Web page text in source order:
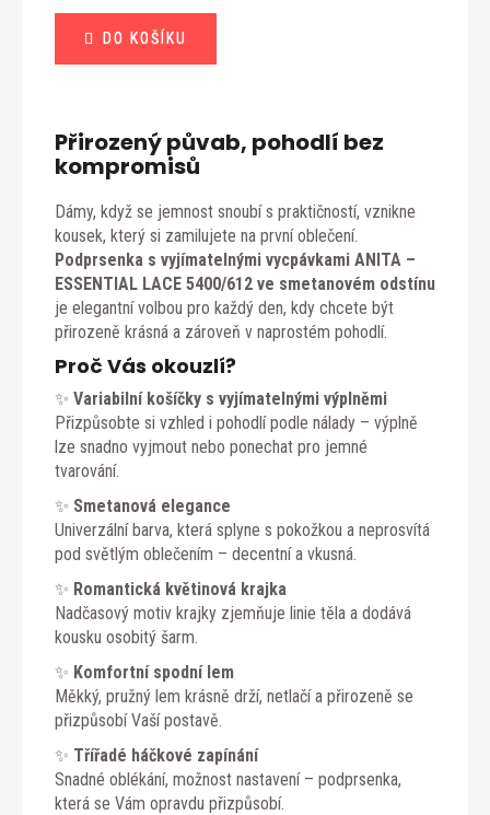
cena:
DO KOŠÍKU
Přirozený půvab, pohodlí bez
kompromisů
Dámy, když se jemnost snoubí s praktičností, vznikne
kousek, který si zamilujete na první oblečení.
Podprsenka s vyjímatelnými vycpávkami ANITA –
ESSENTIAL LACE 5400/612 ve smetanovém odstínu
je elegantní volbou pro každý den, kdy chcete být
přirozeně krásná a zároveň v naprostém pohodlí.
Proč Vás okouzlí?
✨ Variabilní košíčky s vyjímatelnými výplněmi
Přizpůsobte si vzhled i pohodlí podle nálady – výplně
lze snadno vyjmout nebo ponechat pro jemné
tvarování.
✨ Smetanová elegance
Univerzální barva, která splyne s pokožkou a neprosvítá
pod světlým oblečením – decentní a vkusná.
✨ Romantická květinová krajka
Nadčasový motiv krajky zjemňuje linie těla a dodává
kousku osobitý šarm.
✨ Komfortní spodní lem
Měkký, pružný lem krásně drží, netlačí a přirozeně se
přizpůsobí Vaší postavě.
✨ Třířadé háčkové zapínání
Snadné oblékání, možnost nastavení – podprsenka,
která se Vám opravdu přizpůsobí.